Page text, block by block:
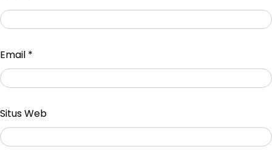
Email *
Situs Web